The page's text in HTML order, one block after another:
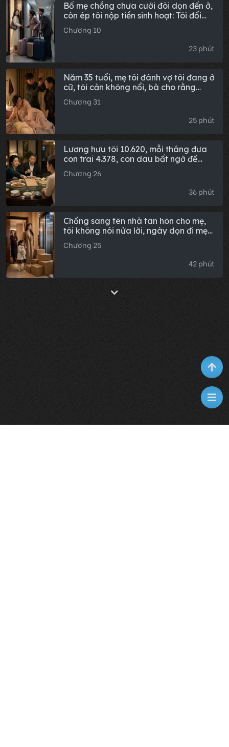
Bố mẹ chồng chưa cưới đòi dọn đến ở,
còn ép tôi nộp tiền sinh hoạt: Tôi đổi
khóa, cắt điện nước ngay trong đêm,
sáng hôm sau họ xách hành lý cuốn
Chương 10
23 phút
Năm 35 tuổi, mẹ tôi đánh vợ tôi đang ở
cữ, tôi cản không nổi, bà cho rằng
mình oai phong; 15 năm sau, mẹ đến
nhà thông gia cũ thăm cháu gái, cảnh
tượng trước mắt khiến bà sững sờ.
Chương 31
25 phút
Lương hưu tôi 10.620, mỗi tháng đưa
con trai 4.378, con dâu bất ngờ đề
nghị: Mỗi tháng hãy đưa chúng con
13.596, số còn lại ông tự dùng đi. Tôi
vừa định phản bác thì vợ đặt một tờ
Chương 26
36 phút
Chồng sang tên nhà tân hôn cho mẹ,
tôi không nói nửa lời, ngày dọn đi mẹ
chồng đắc ý bảo: Đáng lẽ phải đi từ
lâu rồi. Năm ngày sau bà nhận điện
Chương 25
42 phút